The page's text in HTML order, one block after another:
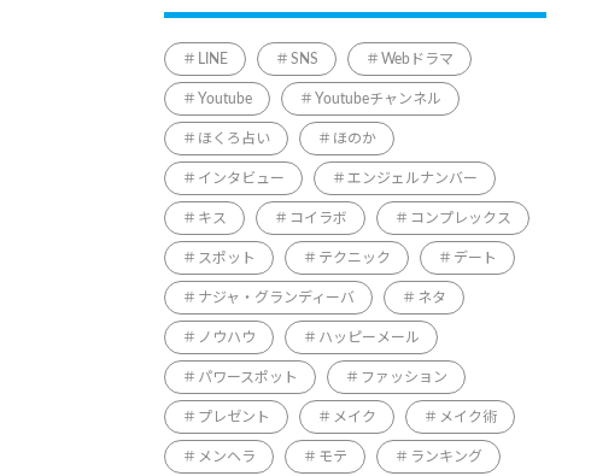
LINE SNS Webドラマ
Youtube Youtubeチャンネル
ほくろ占い ほのか
インタビュー エンジェルナンバー
キス コイラボ コンプレックス
スポット テクニック デート
ナジャ・グランディーバ ネタ
ノウハウ ハッピーメール
パワースポット ファッション
プレゼント メイク メイク術
メンヘラ モテ ランキング